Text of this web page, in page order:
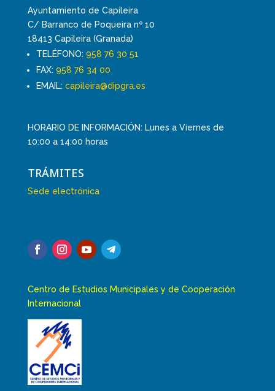
Ayuntamiento de Capileira
C/ Barranco de Poqueira nº 10
18413 Capileira (Granada)
TELÉFONO: 958 76 30 51
FAX: 958 76 34 00
EMAIL: capileira@dipgra.es
HORARIO DE INFORMACIÓN: Lunes a Viernes de
10:00 a 14:00 horas
TRÁMITES
Sede electrónica
Centro de Estudios Municipales y de Cooperación
Internacional